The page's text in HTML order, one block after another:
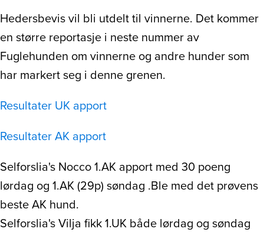
Hedersbevis vil bli utdelt til vinnerne. Det kommer
en større reportasje i neste nummer av
Fuglehunden om vinnerne og andre hunder som
har markert seg i denne grenen.
Resultater UK apport
Resultater AK apport
Selforslia's Nocco 1.AK apport med 30 poeng
lørdag og 1.AK (29p) søndag .Ble med det prøvens
beste AK hund.
Selforslia's Vilja fikk 1.UK både lørdag og søndag